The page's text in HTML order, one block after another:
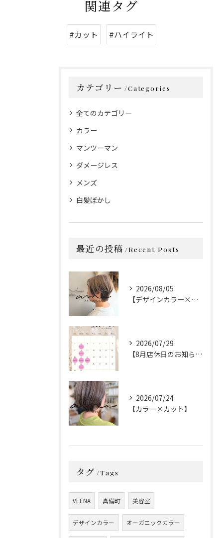
関連タグ
#カット #ハイライト
カテゴリー Categories
全てのカテゴリー
カラー
マンツーマン
ダメージレス
メンズ
白髪ぼかし
最近の投稿 Recent Posts
2026/08/05
【デザインカラー×カット】
2026/07/29
【8月店休日のお知らせ】
2026/07/24
【カラー×カット】
タグ Tags
VEENA 真備町 美容室
デザインカラー オーガニックカラー